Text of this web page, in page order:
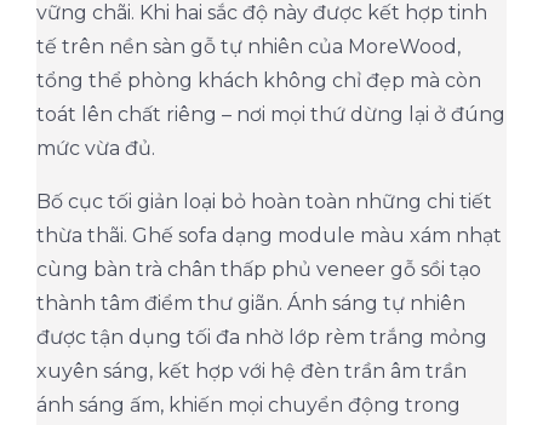
vững chãi. Khi hai sắc độ này được kết hợp tinh
tế trên nền sàn gỗ tự nhiên của MoreWood,
tổng thể phòng khách không chỉ đẹp mà còn
toát lên chất riêng – nơi mọi thứ dừng lại ở đúng
mức vừa đủ.
Bố cục tối giản loại bỏ hoàn toàn những chi tiết
thừa thãi. Ghế sofa dạng module màu xám nhạt
cùng bàn trà chân thấp phủ veneer gỗ sồi tạo
thành tâm điểm thư giãn. Ánh sáng tự nhiên
được tận dụng tối đa nhờ lớp rèm trắng mỏng
xuyên sáng, kết hợp với hệ đèn trần âm trần
ánh sáng ấm, khiến mọi chuyển động trong